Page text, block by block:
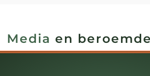
Media en